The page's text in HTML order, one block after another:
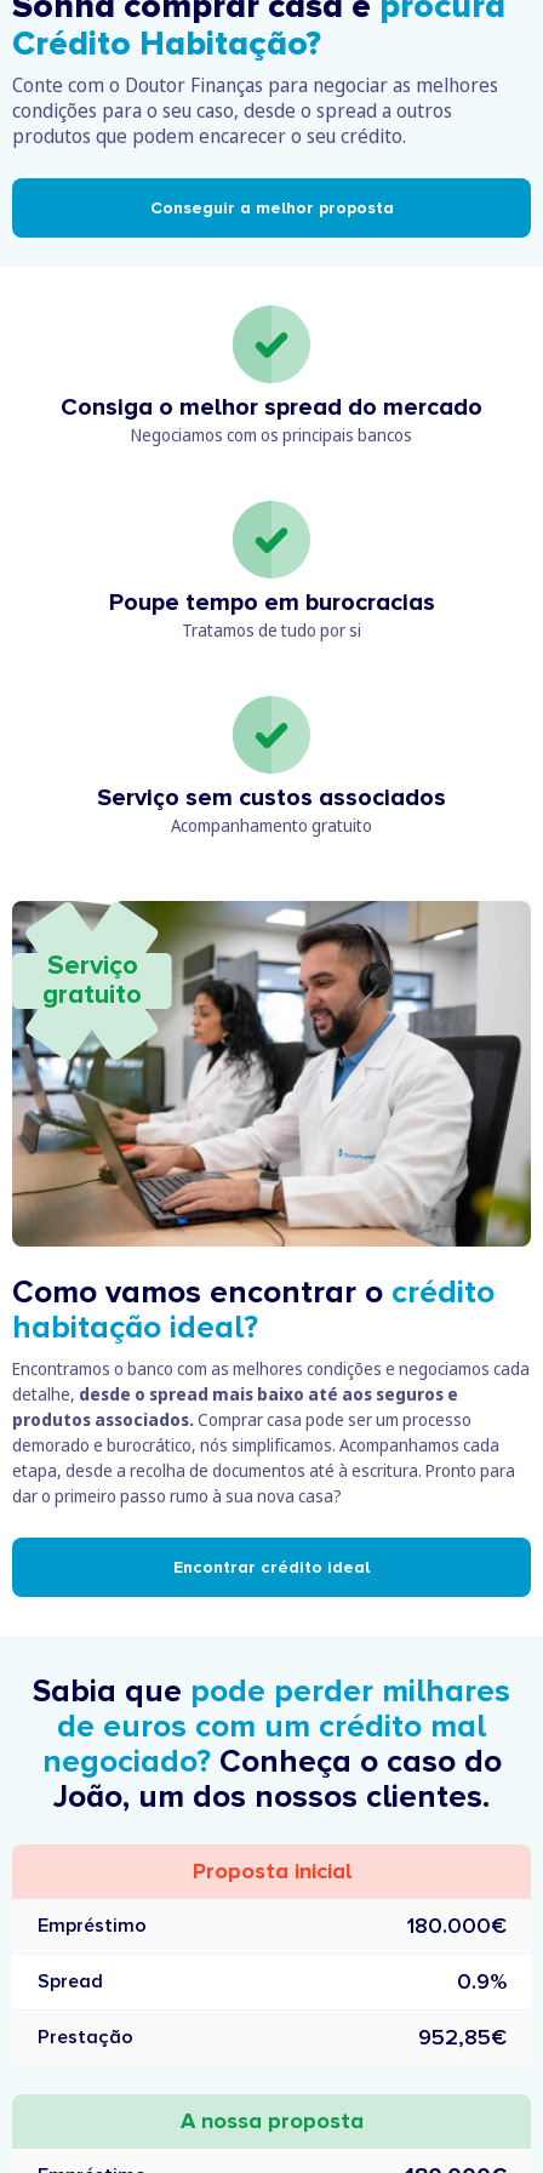
Crédito Habitação?
Conte com o Doutor Finanças para negociar as melhores
condições para o seu caso, desde o spread a outros
produtos que podem encarecer o seu crédito.
Conseguir a melhor proposta
Consiga o melhor spread do mercado
Negociamos com os principais bancos
Poupe tempo em burocracias
Tratamos de tudo por si
Serviço sem custos associados
Acompanhamento gratuito
Como vamos encontrar o crédito
habitação ideal?
Encontramos o banco com as melhores condições e negociamos cada
detalhe, desde o spread mais baixo até aos seguros e
produtos associados.Comprar casa pode ser um processo
demorado e burocrático, nós simplificamos. Acompanhamos cada
etapa, desde a recolha de documentos até à escritura. Pronto para
dar o primeiro passo rumo à sua nova casa?
Encontrar crédito ideal
Serviço
gratuito
Sabia que pode perder milhares
de euros com um crédito mal
negociado?Conheça o caso do
João, um dos nossos clientes.
Proposta inicial
Empréstimo 180.000€
Spread 0.9%
Prestação 952,85€
A nossa proposta